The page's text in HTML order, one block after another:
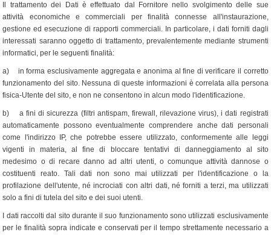
Il trattamento dei Dati è effettuato dal Fornitore nello svolgimento delle sue
attività economiche e commerciali per finalità connesse all'instaurazione,
gestione ed esecuzione di rapporti commerciali. In particolare, i dati forniti dagli
interessati saranno oggetto di trattamento, prevalentemente mediante strumenti
informatici, per le seguenti finalità:
a) in forma esclusivamente aggregata e anonima al fine di verificare il corretto
funzionamento del sito. Nessuna di queste informazioni è correlata alla persona
fisica-Utente del sito, e non ne consentono in alcun modo l'identificazione.
b) a fini di sicurezza (filtri antispam, firewall, rilevazione virus), i dati registrati
automaticamente possono eventualmente comprendere anche dati personali
come l'indirizzo IP, che potrebbe essere utilizzato, conformemente alle leggi
vigenti in materia, al fine di bloccare tentativi di danneggiamento al sito
medesimo o di recare danno ad altri utenti, o comunque attività dannose o
costituenti reato. Tali dati non sono mai utilizzati per l'identificazione o la
profilazione dell'utente, né incrociati con altri dati, né forniti a terzi, ma utilizzati
solo a fini di tutela del sito e dei suoi utenti.
I dati raccolti dal sito durante il suo funzionamento sono utilizzati esclusivamente
per le finalità sopra indicate e conservati per il tempo strettamente necessario a